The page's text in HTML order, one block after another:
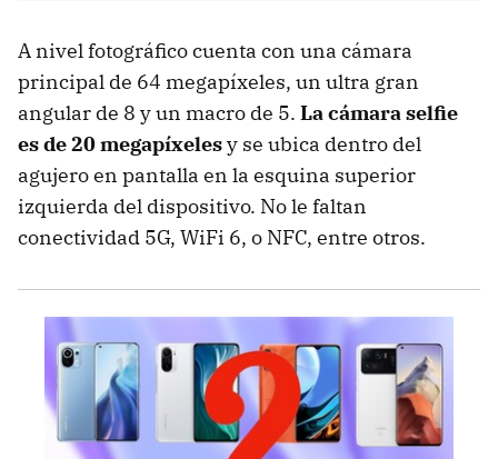
A nivel fotográfico cuenta con una cámara
principal de 64 megapíxeles, un ultra gran
angular de 8 y un macro de 5. La cámara selfie
es de 20 megapíxelesy se ubica dentro del
agujero en pantalla en la esquina superior
izquierda del dispositivo. No le faltan
conectividad 5G, WiFi 6, o NFC, entre otros.